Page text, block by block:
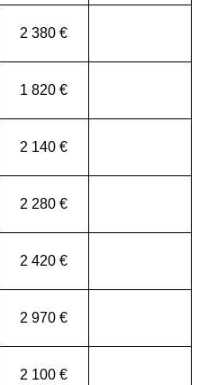
2 380 €
1 820 €
2 140 €
2 280 €
2 420 €
2 970 €
2 100 €